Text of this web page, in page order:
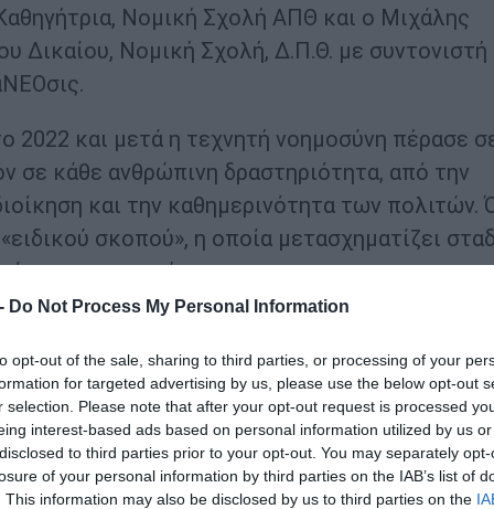
Do Not Process My Personal Information
opt-out of the sale, sharing to third parties, or processing of your
for targeted advertising by us, please use the below opt-out
selection. Please note that after your opt-out request is processed
interest-based ads based on personal information utilized by us
to third parties prior to your opt-out. You may separately
of your personal information by third parties on the IAB’s list of
This information may also be disclosed by us to third parties on the
Νομική Σχολή ΑΠΘ και ο Μιχάλης
Δικαίου, Νομική Σχολή, Δ.Π.Θ. με συντονιστή
2022 και μετά η τεχνητή νοημοσύνη πέρασε
κάθε ανθρώπινη δραστηριότητα, από την
και την καθημερινότητα των πολιτών.
σκοπού», η οποία μετασχηματίζει
και οι αγορές.
με κάθε μεγάλη τεχνολογική επανάσταση,
όσο και κινδύνους. Παρά το γεγονός ότι
θετικό, ιδιαίτερα στην παραγωγικότητα
ανοιχτά ζητήματα που σχετίζονται με την
από αλγοριθμικά συστήματα αλλά και τη
έλεγχο.